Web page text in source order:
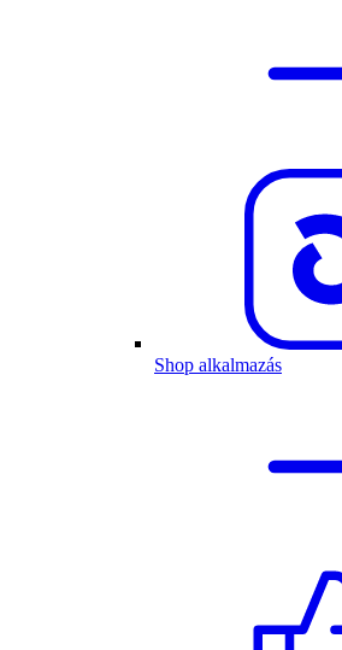
Shop alkalmazás